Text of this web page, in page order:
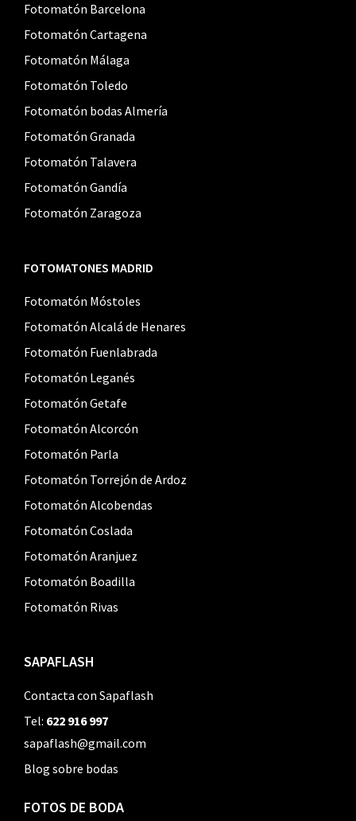
Fotomatón Barcelona
Fotomatón Cartagena
Fotomatón Málaga
Fotomatón Toledo
Fotomatón bodas Almería
Fotomatón Granada
Fotomatón Talavera
Fotomatón Gandía
Fotomatón Zaragoza
FOTOMATONES MADRID
Fotomatón Móstoles
Fotomatón Alcalá de Henares
Fotomatón Fuenlabrada
Fotomatón Leganés
Fotomatón Getafe
Fotomatón Alcorcón
Fotomatón Parla
Fotomatón Torrejón de Ardoz
Fotomatón Alcobendas
Fotomatón Coslada
Fotomatón Aranjuez
Fotomatón Boadilla
Fotomatón Rivas
SAPAFLASH
Contacta con Sapaflash
Tel: 622 916 997
sapaflash@gmail.com
Blog sobre bodas
FOTOS DE BODA